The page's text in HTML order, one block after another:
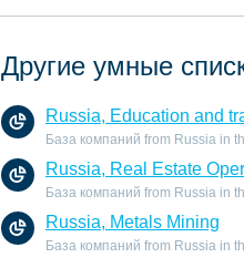
Другие умные
Russia, Education and
База компаний from Russia in
Russia, Real Estate
База компаний from Russia in
Russia, Metals Mining
База компаний from Russia in